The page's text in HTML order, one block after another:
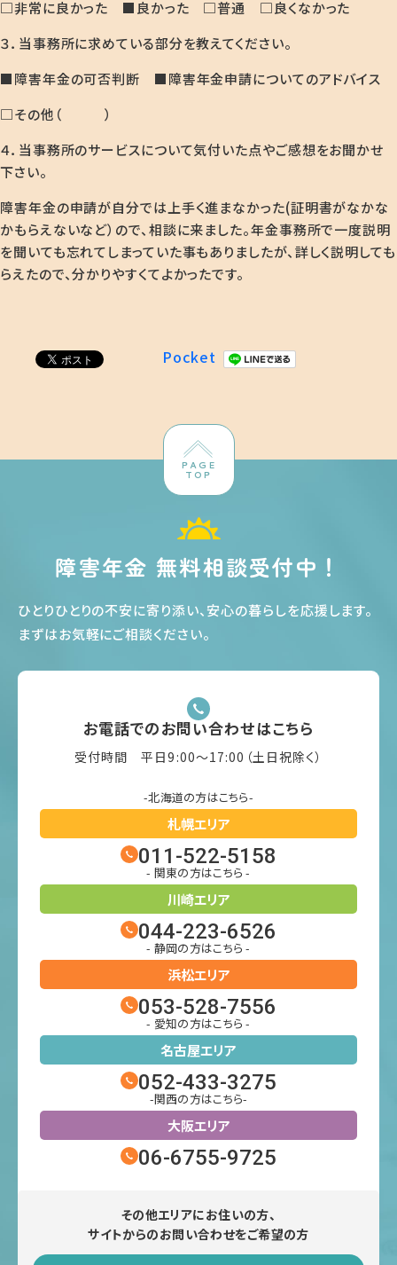
□非常に良かった ■良かった □普通 □良くなかった
３．当事務所に求めている部分を教えてください。
■障害年金の可否判断 ■障害年金申請についてのアドバイス
□その他（ ）
４．当事務所のサービスについて気付いた点やご感想をお聞かせ
下さい。
障害年金の申請が自分では上手く進まなかった(証明書がなかな
かもらえないなど）ので、相談に来ました。年金事務所で一度説明
を聞いても忘れてしまっていた事もありましたが、詳しく説明しても
らえたので、分かりやすくてよかったです。
Pocket
PAGE
TOP
障害年金 無料相談受付中！
ひとりひとりの不安に寄り添い、安心の暮らしを応援します。
まずはお気軽にご相談ください。
お電話でのお問い合わせはこちら
受付時間 平日9:00〜17:00（土日祝除く）
-北海道の方はこちら-
札幌エリア
011-522-5158
- 関東の方はこちら -
川崎エリア
044-223-6526
- 静岡の方はこちら -
浜松エリア
053-528-7556
- 愛知の方はこちら -
名古屋エリア
052-433-3275
-関西の方はこちら-
大阪エリア
06-6755-9725
その他エリアにお住いの方、
サイトからのお問い合わせをご希望の方